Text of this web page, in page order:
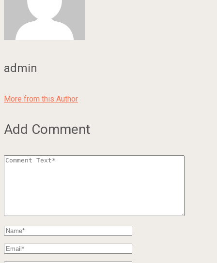
admin
More from this Author
Add Comment